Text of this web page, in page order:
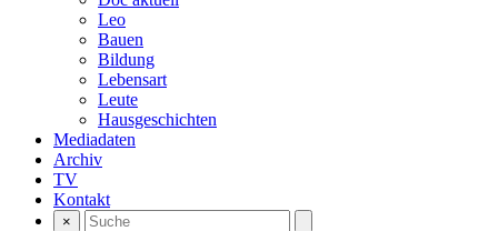
Leo
Bauen
Bildung
Lebensart
Leute
Hausgeschichten
Mediadaten
Archiv
TV
Kontakt
×